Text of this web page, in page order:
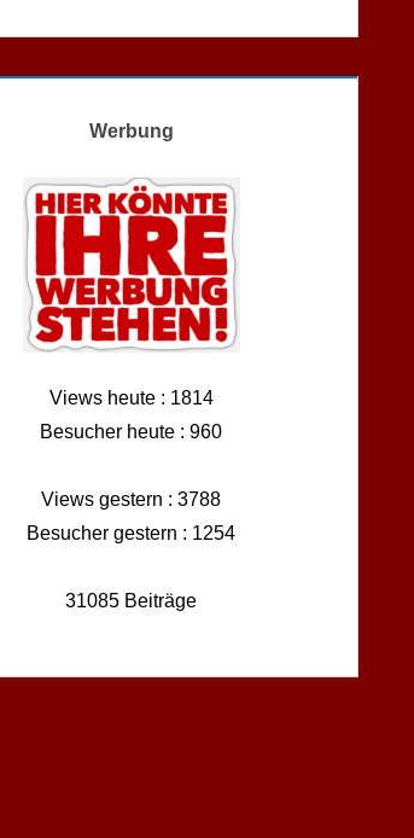
Werbung
Views heute : 1814
Besucher heute : 960
Views gestern : 3788
Besucher gestern : 1254
31085 Beiträge